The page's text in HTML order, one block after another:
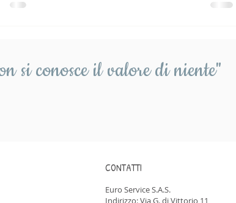
si conosce il valore di niente"
CONTATTI
Euro Service S.A.S.
Indirizzo: Via G. di Vittorio 11